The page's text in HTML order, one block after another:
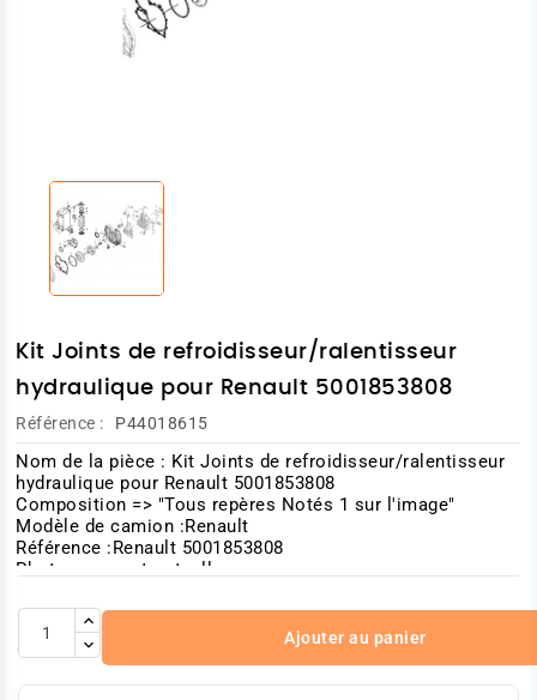
Kit Joints de refroidisseur/ralentisseur
hydraulique pour Renault 5001853808
Référence : P44018615
Nom de la pièce : Kit Joints de refroidisseur/ralentisseur
hydraulique pour Renault 5001853808
Composition => "Tous repères Notés 1 sur l'image"
Modèle de camion :Renault
Référence :Renault 5001853808
Photo non contractuelle
Ajouter au panier